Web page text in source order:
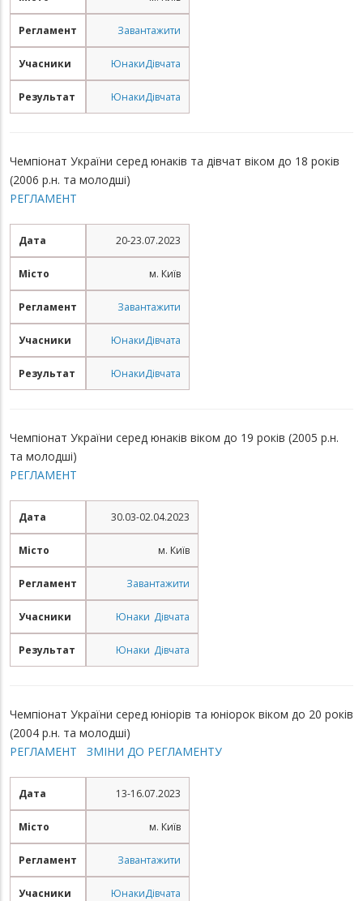
Регламент
Учасники
Результат
Завантажити
ЮнакиДівчата
ЮнакиДівчата
Чемпіонат України серед юнаків та дівчат віком до 18 років
(2006 р.н. та молодші)
РЕГЛАМЕНТ
Дата
Місто
Регламент
Учасники
Результат
20-23.07.2023
м. Київ
Завантажити
ЮнакиДівчата
ЮнакиДівчата
Чемпіонат України серед юнаків віком до 19 років (2005 р.н.
та молодші)
РЕГЛАМЕНТ
Дата
Місто
Регламент
Учасники
Результат
30.03-02.04.2023
м. Київ
Завантажити
Юнаки Дівчата
Юнаки Дівчата
Чемпіонат України серед юніорів та юніорок віком до 20 років
(2004 р.н. та молодші)
РЕГЛАМЕНТ
ЗМІНИ ДО РЕГЛАМЕНТУ
Дата
Місто
Регламент
Учасники
13-16.07.2023
м. Київ
Завантажити
ЮнакиДівчата